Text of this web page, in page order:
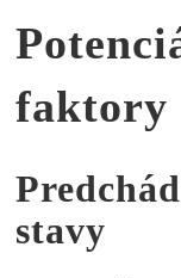
faktory
stavy